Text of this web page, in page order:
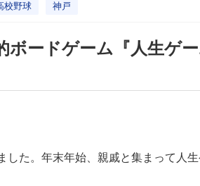
校野球 神戸
ードゲーム『人生ゲ
した。年末年始、親戚と集まって人